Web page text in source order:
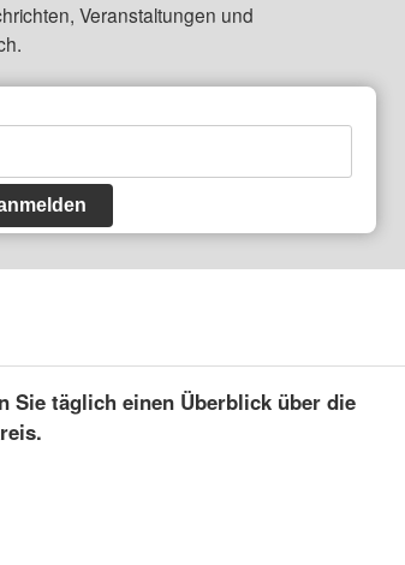
Veranstaltungen und
Sie täglich einen Überblick über die